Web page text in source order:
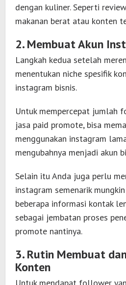
dengan kuliner. Seperti
makanan berat atau konten
2. Membuat Akun
Langkah kedua setelah
menentukan niche spesifik
instagram bisnis.
Untuk mempercepat jumlah
jasa paid promote, bisa
menggunakan instagram
mengubahnya menjadi akun
Selain itu Anda juga perlu
instagram semenarik
beberapa informasi kontak
sebagai jembatan proses
promote nantinya.
3. Rutin Membuat
Konten
Untuk mendapat follower